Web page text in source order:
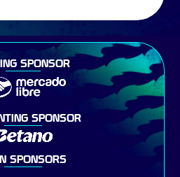
SPONSOR
SPONSOR
SPONSORS